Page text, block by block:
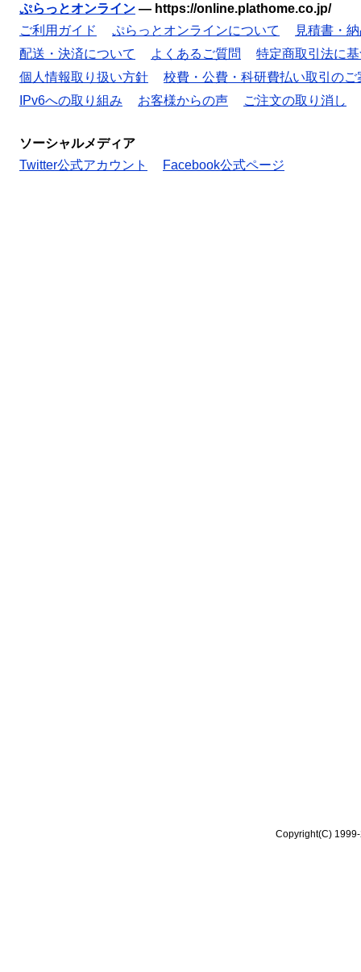
ぷらっとオンライン — https://online.plathome.co.jp/
ご利用ガイド
ぷらっとオンラインについて
見積書・
配送・決済について
よくあるご質問
特定商取引法に
個人情報取り扱い方針
校費・公費・科研費払い取引のご
IPv6への取り組み
お客様からの声 ご注文の取り消し
ソーシャルメディア
Twitter公式アカウント
Facebook公式ページ
Copyright(C)